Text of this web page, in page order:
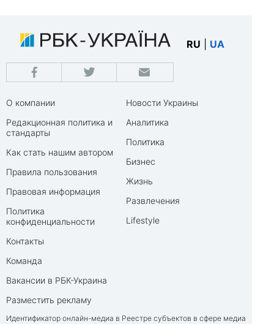
RU UA
О компании
Редакционная политика и
стандарты
Как стать нашим автором
Правила пользования
Правовая информация
Политика
конфиденциальности
Контакты
Команда
Вакансии в РБК-Украина
Разместить рекламу
Новости Украины
Аналитика
Политика
Бизнес
Жизнь
Развлечения
Lifestyle
Идентификатор онлайн-медиа в Реестре субъектов в сфере медиа